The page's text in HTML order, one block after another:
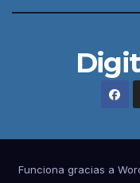
Funciona gracias a